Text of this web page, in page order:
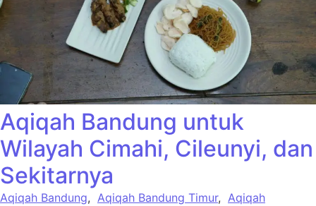
Aqiqah Bandung untuk
Wilayah Cimahi, Cileunyi, dan
Sekitarnya
Aqiqah Bandung, Aqiqah Bandung Timur, Aqiqah